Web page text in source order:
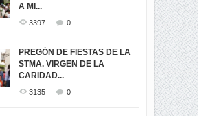
A MI...
3397 0
PREGÓN DE FIESTAS DE LA
STMA. VIRGEN DE LA
CARIDAD...
3135 0
3062
-ENCENDIDO DEL ARBOL DE
...
PRESIDENCIALES 2023 EN
M...
ELECCION CRUCIAL:
SEGUNDA VUELTA
PRESIDENCIAL EL 1...